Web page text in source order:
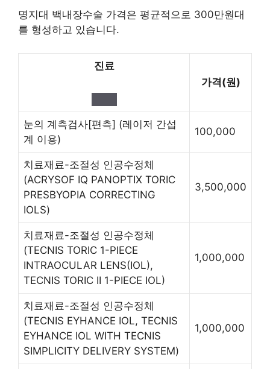
명지대 백내장수술 가격은 평균적으로 300만원대
를 형성하고 있습니다.
진료
가격(원)
눈의 계측검사[편측] (레이저 간섭
계 이용)
100,000
치료재료-조절성 인공수정체
(ACRYSOF IQ PANOPTIX TORIC
PRESBYOPIA CORRECTING
IOLS)
3,500,000
치료재료-조절성 인공수정체
(TECNIS TORIC 1-PIECE
INTRAOCULAR LENS(IOL),
TECNIS TORIC II 1-PIECE IOL)
1,000,000
치료재료-조절성 인공수정체
(TECNIS EYHANCE IOL, TECNIS
EYHANCE IOL WITH TECNIS
SIMPLICITY DELIVERY SYSTEM)
1,000,000